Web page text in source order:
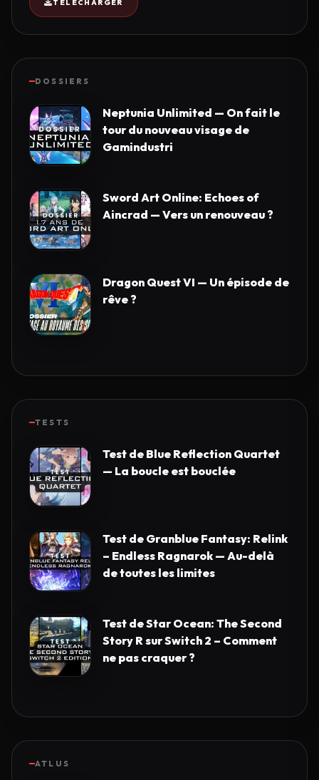
TÉLÉCHARGER
DOSSIERS
Neptunia Unlimited — On fait le
tour du nouveau visage de
Gamindustri
Sword Art Online: Echoes of
Aincrad — Vers un renouveau ?
Dragon Quest VI — Un épisode de
rêve ?
TESTS
Test de Blue Reflection Quartet
— La boucle est bouclée
Test de Granblue Fantasy: Relink
– Endless Ragnarok — Au-delà
de toutes les limites
Test de Star Ocean: The Second
Story R sur Switch 2 – Comment
ne pas craquer ?
ATLUS